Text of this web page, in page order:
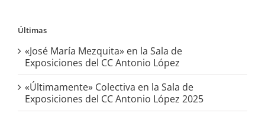
Últimas
«José María Mezquita» en la Sala de
Exposiciones del CC Antonio López
«Últimamente» Colectiva en la Sala de
Exposiciones del CC Antonio López 2025